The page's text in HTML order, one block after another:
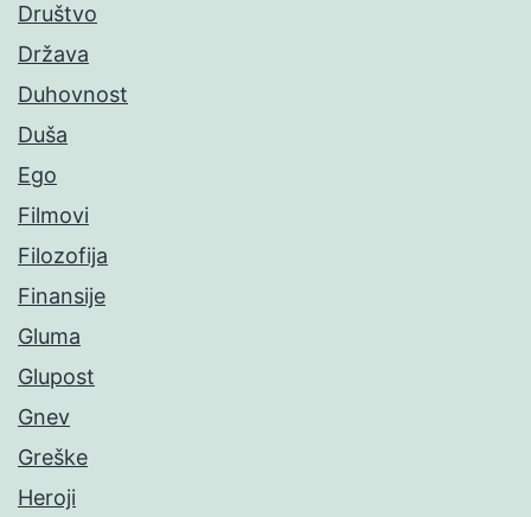
Društvo
Država
Duhovnost
Duša
Ego
Filmovi
Filozofija
Finansije
Gluma
Glupost
Gnev
Greške
Heroji